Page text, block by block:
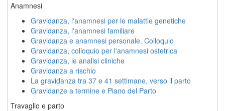
Anamnesi
Gravidanza, l'anamnesi per le malattie genetiche
Gravidanza, l'anamnesi familiare
Gravidanza e anamnesi personale. Colloquio
Gravidanza, colloquio per l'anamnesi ostetrica
Gravidanza, le analisi cliniche
Gravidanza a rischio
La gravidanza tra 37 e 41 settimane, verso il parto
Gravidanze a termine e Piano del Parto
Travaglio e parto